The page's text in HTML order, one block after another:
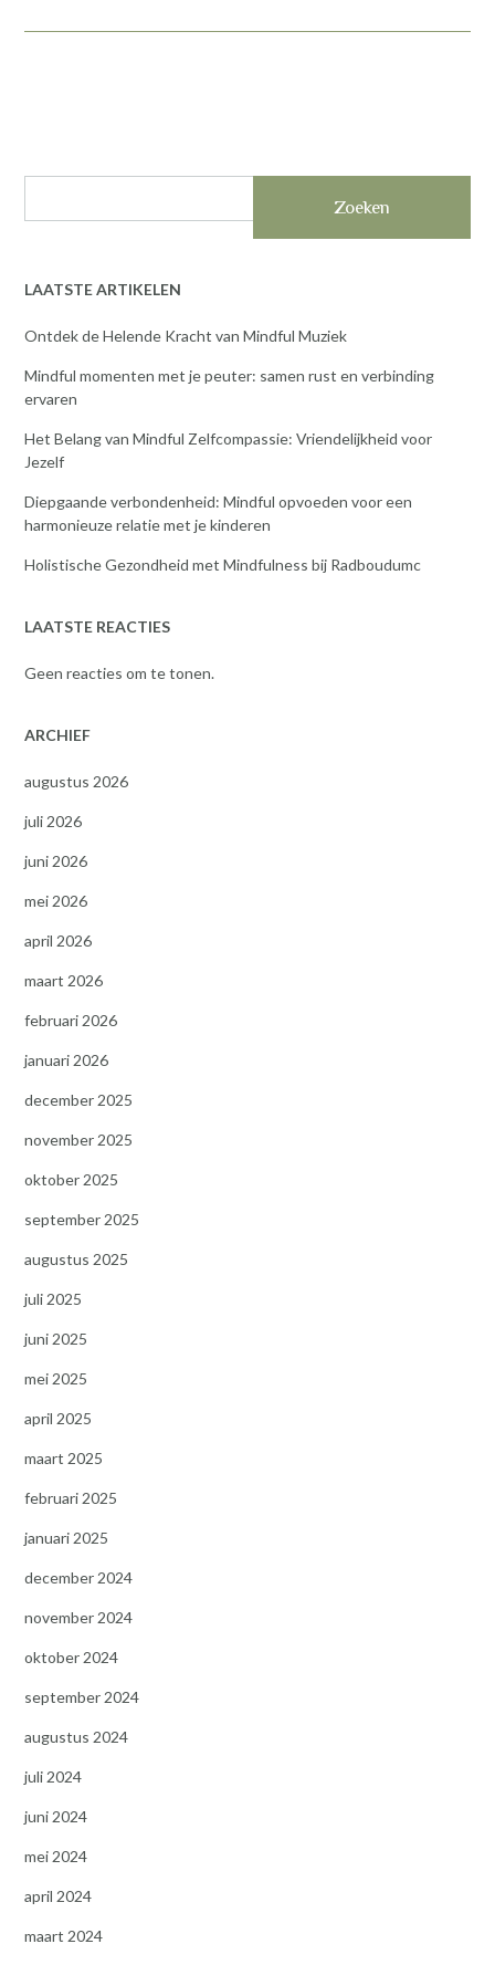
Zoeken
LAATSTE ARTIKELEN
Ontdek de Helende Kracht van Mindful Muziek
Mindful momenten met je peuter: samen rust en verbinding
ervaren
Het Belang van Mindful Zelfcompassie: Vriendelijkheid voor
Jezelf
Diepgaande verbondenheid: Mindful opvoeden voor een
harmonieuze relatie met je kinderen
Holistische Gezondheid met Mindfulness bij Radboudumc
LAATSTE REACTIES
Geen reacties om te tonen.
ARCHIEF
augustus 2026
juli 2026
juni 2026
mei 2026
april 2026
maart 2026
februari 2026
januari 2026
december 2025
november 2025
oktober 2025
september 2025
augustus 2025
juli 2025
juni 2025
mei 2025
april 2025
maart 2025
februari 2025
januari 2025
december 2024
november 2024
oktober 2024
september 2024
augustus 2024
juli 2024
juni 2024
mei 2024
april 2024
maart 2024